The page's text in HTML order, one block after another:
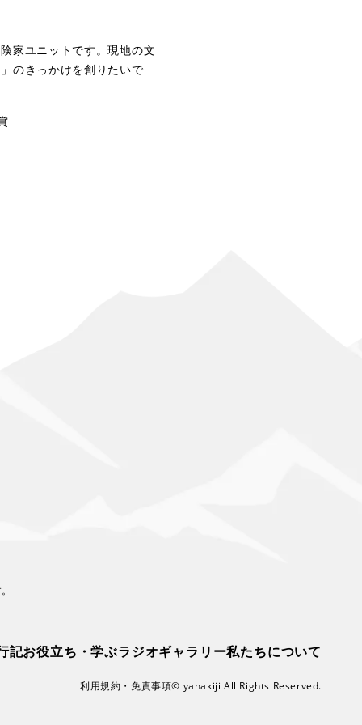
家ユニットです。現地の文
のきっかけを創りたいで
記お役立ち・学ぶラジオギャラリー私たちについて
利用規約・免責事項© yanakiji All Rights Reserved.